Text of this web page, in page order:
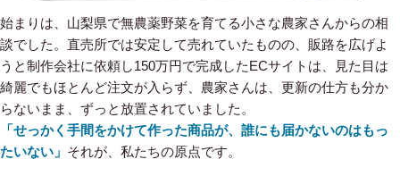
始まりは、山梨県で無農薬野菜を育てる小さな農家さんからの相
談でした。直売所では安定して売れていたものの、販路を広げよ
うと制作会社に依頼し150万円で完成したECサイトは、見た目は
綺麗でもほとんど注文が入らず、農家さんは、更新の仕方も分か
らないまま、ずっと放置されていました。
「せっかく手間をかけて作った商品が、誰にも届かないのはもっ
たいない」 それが、私たちの原点です。